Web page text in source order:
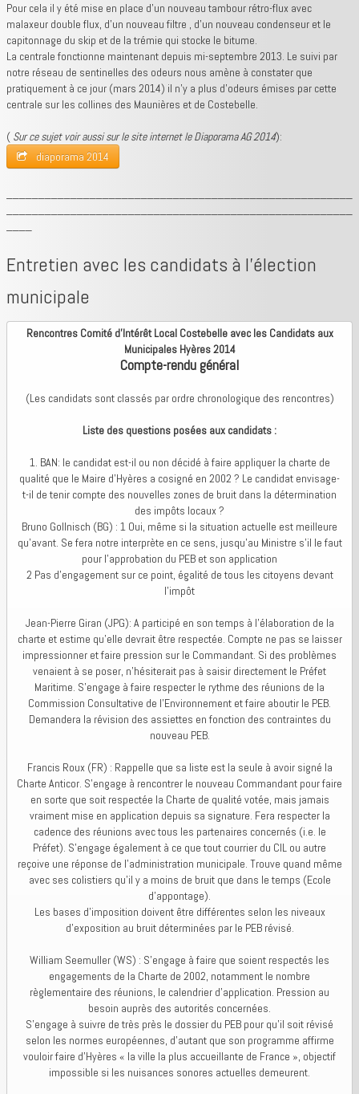
Pour cela il y été mise en place d'un nouveau tambour rétro-flux avec
malaxeur double flux, d'un nouveau filtre , d'un nouveau condenseur et le
capitonnage du skip et de la trémie qui stocke le bitume.
La centrale fonctionne maintenant depuis mi-septembre 2013. Le suivi par
notre réseau de sentinelles des odeurs nous amène à constater que
pratiquement à ce jour (mars 2014) il n’y a plus d’odeurs émises par cette
centrale sur les collines des Maunières et de Costebelle.
( Sur ce sujet voir aussi sur le site internet le Diaporama AG 2014):
diaporama 2014
Entretien avec les candidats à l'élection
municipale
Rencontres Comité d’Intérêt Local Costebelle avec les Candidats aux
Municipales Hyères 2014
Compte-rendu général
(Les candidats sont classés par ordre chronologique des rencontres)
Liste des questions posées aux candidats :
1. BAN: le candidat est-il ou non décidé à faire appliquer la charte de
qualité que le Maire d’Hyères a cosigné en 2002 ? Le candidat envisage-
t-il de tenir compte des nouvelles zones de bruit dans la détermination
des impôts locaux ?
Bruno Gollnisch (BG) : 1 Oui, même si la situation actuelle est meilleure
qu’avant. Se fera notre interprète en ce sens, jusqu’au Ministre s’il le faut
pour l’approbation du PEB et son application
2 Pas d’engagement sur ce point, égalité de tous les citoyens devant
l’impôt
Jean-Pierre Giran (JPG): A participé en son temps à l'élaboration de la
charte et estime qu'elle devrait être respectée. Compte ne pas se laisser
impressionner et faire pression sur le Commandant. Si des problèmes
venaient à se poser, n’hésiterait pas à saisir directement le Préfet
Maritime. S'engage à faire respecter le rythme des réunions de la
Commission Consultative de l’Environnement et faire aboutir le PEB.
Demandera la révision des assiettes en fonction des contraintes du
nouveau PEB.
Francis Roux (FR) : Rappelle que sa liste est la seule à avoir signé la
Charte Anticor. S’engage à rencontrer le nouveau Commandant pour faire
en sorte que soit respectée la Charte de qualité votée, mais jamais
vraiment mise en application depuis sa signature. Fera respecter la
cadence des réunions avec tous les partenaires concernés (i.e. le
Préfet). S’engage également à ce que tout courrier du CIL ou autre
reçoive une réponse de l’administration municipale. Trouve quand même
avec ses colistiers qu'il y a moins de bruit que dans le temps (Ecole
d’appontage).
Les bases d’imposition doivent être différentes selon les niveaux
d’exposition au bruit déterminées par le PEB révisé.
William Seemuller (WS) : S’engage à faire que soient respectés les
engagements de la Charte de 2002, notamment le nombre
règlementaire des réunions, le calendrier d’application. Pression au
besoin auprès des autorités concernées.
S’engage à suivre de très près le dossier du PEB pour qu’il soit révisé
selon les normes européennes, d’autant que son programme affirme
vouloir faire d’Hyères « la ville la plus accueillante de France », objectif
impossible si les nuisances sonores actuelles demeurent.